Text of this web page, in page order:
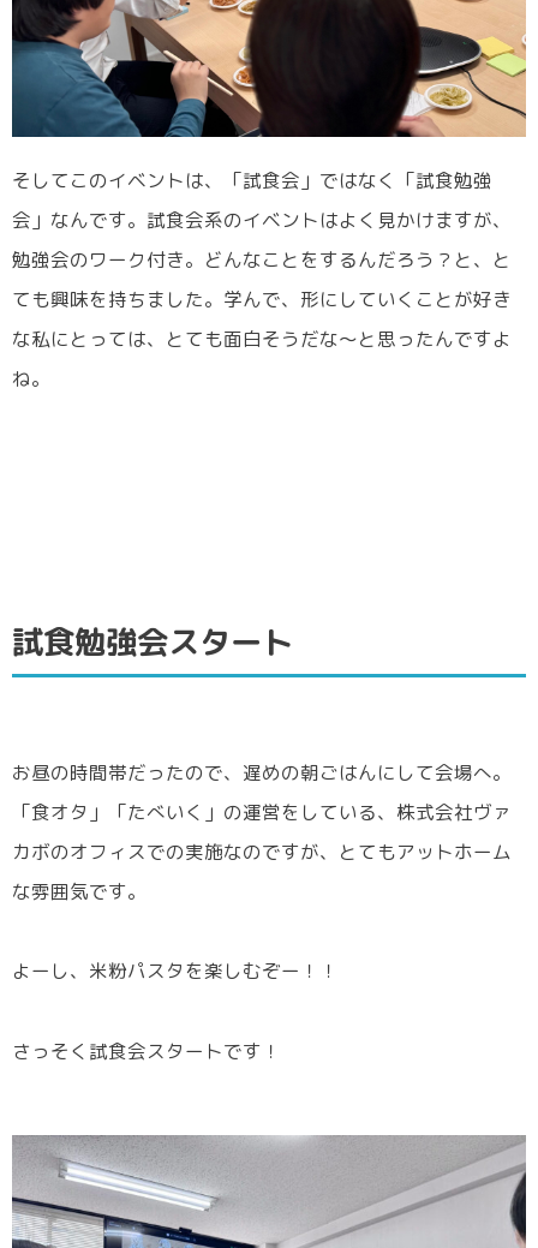
そしてこのイベントは、「試食会」ではなく「試食勉強
会」なんです。試食会系のイベントはよく見かけますが、
勉強会のワーク付き。どんなことをするんだろう？と、と
ても興味を持ちました。学んで、形にしていくことが好き
な私にとっては、とても面白そうだな～と思ったんですよ
ね。
試食勉強会スタート
お昼の時間帯だったので、遅めの朝ごはんにして会場へ。
「食オタ」「たべいく」の運営をしている、株式会社ヴァ
カボのオフィスでの実施なのですが、とてもアットホーム
な雰囲気です。
よーし、米粉パスタを楽しむぞー！！
さっそく試食会スタートです！